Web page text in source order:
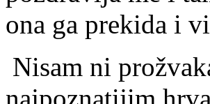
ona ga prekida i
Nisam ni